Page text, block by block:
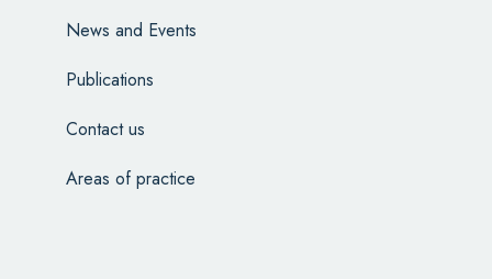
News and Events
Publications
Contact us
Areas of practice